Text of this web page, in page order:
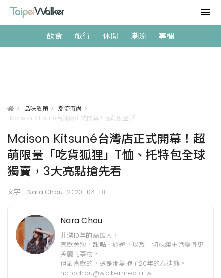
飲食 旅行 休閒 潮流 專欄
> 品味散策 > 潮流時尚 >
Maison Kitsuné台灣店正式開幕！超
萌限量「吃貨狐狸」T恤、托特包全球
獨賣，3大亮點搶先看
文字｜Nara Chou 2023-04-18
Nara Chou
北漂10年的高雄人，
喜歡美妝、甜點、旅遊，以及一切能讓生活變得更
美麗的事物，
但最喜歡的，還是那隻抱了20年的泰迪熊。
narachou@walkermedia.tw